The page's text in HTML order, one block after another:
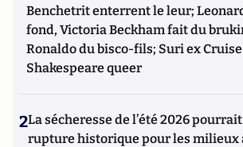
Benchetrit enterrent le leur;
fond, Victoria Beckham fait du
Ronaldo du bisco-fils; Suri ex
Shakespeare queer
2La sécheresse de l’été 2026
rupture historique pour les milieux